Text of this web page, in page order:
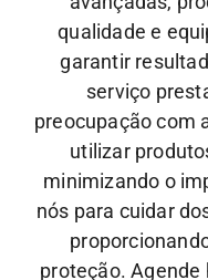
qualidade e
garantir
serviço
preocupação com
utilizar
minimizando o
nós para cuidar
proteção. Agende